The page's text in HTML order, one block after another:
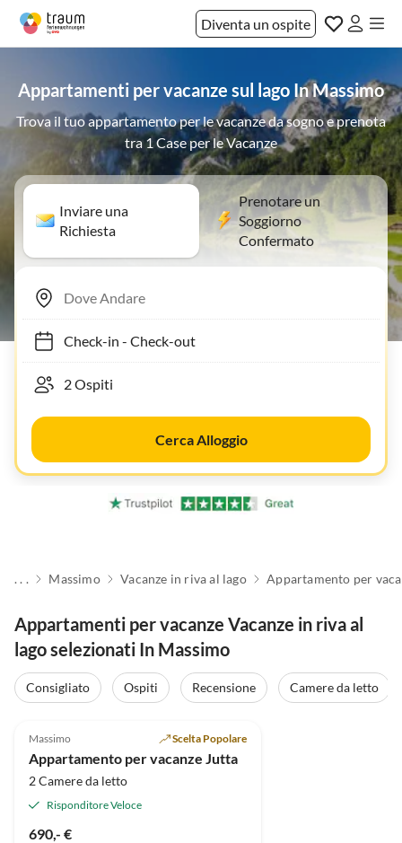
Diventa un ospite
Appartamenti per vacanze sul lago In Massimo
Trova il tuo appartamento per le vacanze da sogno e prenota
tra 1 Case per le Vacanze
Inviare una
Richiesta
Prenotare un
Soggiorno
Confermato
Check-in- Check-out
Cerca Alloggio
. . . Massimo Vacanze in riva al lago Appartamento per
Appartamenti per vacanze Vacanze in riva al
lago selezionati In Massimo
Consigliato Ospiti Recensione
Camere da letto
Massimo Scelta Popolare
Appartamento per vacanze Jutta
2 Camere da letto
Risponditore Veloce
690,- €